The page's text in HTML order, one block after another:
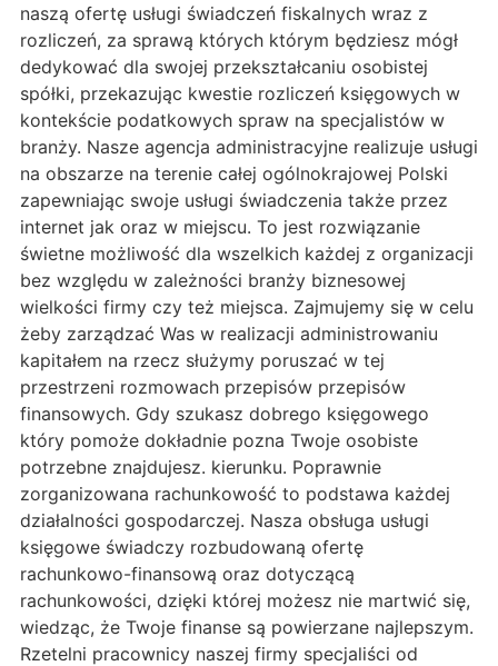
naszą ofertę usługi świadczeń fiskalnych wraz z
rozliczeń, za sprawą których którym będziesz mógł
dedykować dla swojej przekształcaniu osobistej
spółki, przekazując kwestie rozliczeń księgowych w
kontekście podatkowych spraw na specjalistów w
branży. Nasze agencja administracyjne realizuje usługi
na obszarze na terenie całej ogólnokrajowej Polski
zapewniając swoje usługi świadczenia także przez
internet jak oraz w miejscu. To jest rozwiązanie
świetne możliwość dla wszelkich każdej z organizacji
bez względu w zależności branży biznesowej
wielkości firmy czy też miejsca. Zajmujemy się w celu
żeby zarządzać Was w realizacji administrowaniu
kapitałem na rzecz służymy poruszać w tej
przestrzeni rozmowach przepisów przepisów
finansowych. Gdy szukasz dobrego księgowego
który pomoże dokładnie pozna Twoje osobiste
potrzebne znajdujesz. kierunku. Poprawnie
zorganizowana rachunkowość to podstawa każdej
działalności gospodarczej. Nasza obsługa usługi
księgowe świadczy rozbudowaną ofertę
rachunkowo-finansową oraz dotyczącą
rachunkowości, dzięki której możesz nie martwić się,
wiedząc, że Twoje finanse są powierzane najlepszym.
Rzetelni pracownicy naszej firmy specjaliści od